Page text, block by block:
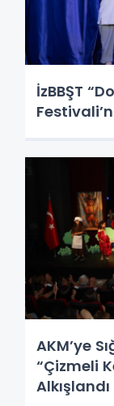
İzBBŞT
AKM’ye
“Çizmeli
Alkışlandı